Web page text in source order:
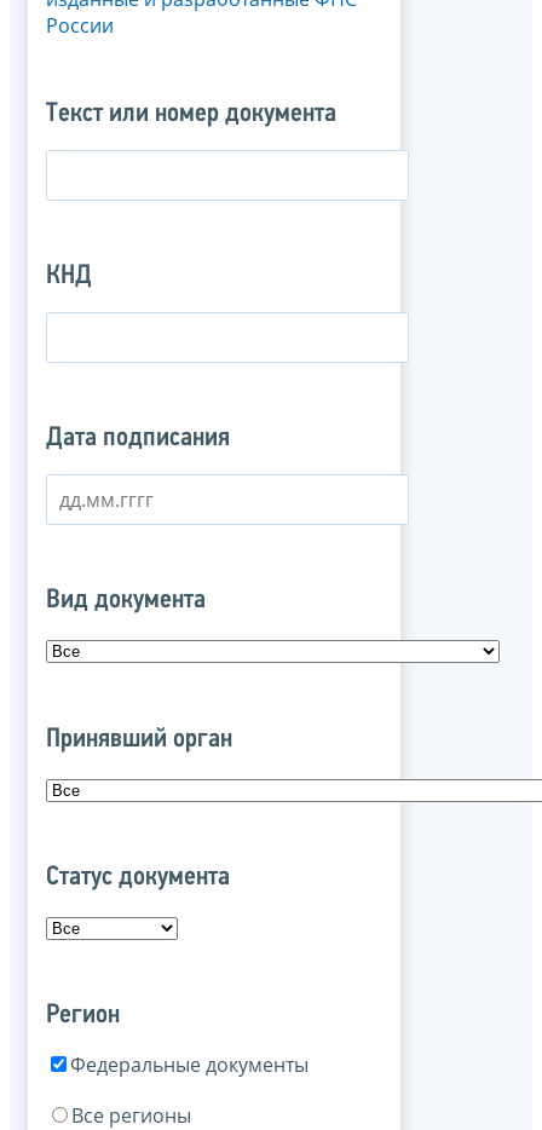
России
Текст или номер документа
КНД
Дата подписания
Вид документа
Принявший орган
Статус документа
Регион
Федеральные документы
Все регионы